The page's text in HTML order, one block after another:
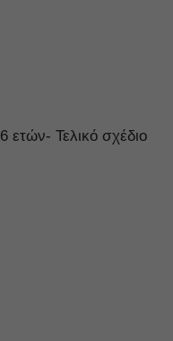
ετών- Τελικό σχέδιο